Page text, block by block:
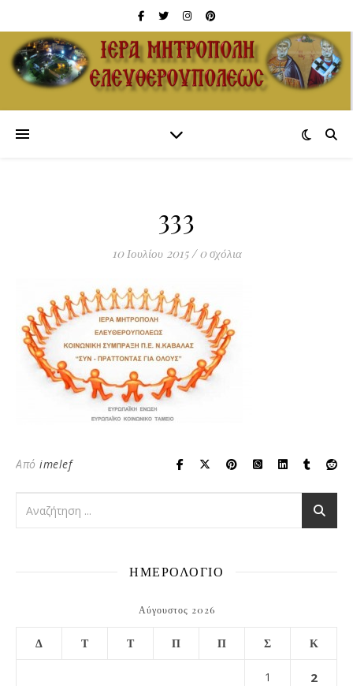
333
10 Ιουλίου 2015 / 0 σχόλια
Από imelef
ΗΜΕΡΟΛΟΓΙΟ
Αύγουστος 2026
Δ Τ Τ Π Π Σ Κ
1 2